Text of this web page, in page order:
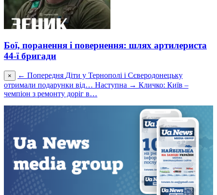
Бої, поранення і повернення: шлях артилериста
44-ї бригади
× ← Попередня Діти у Тернополі і Сєверодонецьку
отримали подарунки від… Наступна → Кличко: Київ –
чемпіон з ремонту доріг в…